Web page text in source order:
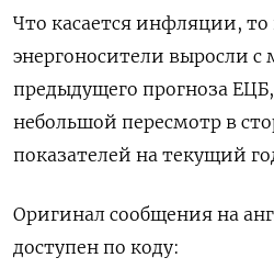
Что касается инфляции, то
энергоносители выросли
предыдущего прогноза
небольшой пересмотр в
показателей на текущий
Оригинал сообщения на
доступен по коду: